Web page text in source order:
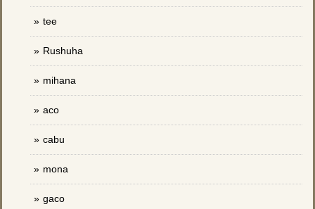
tee
Rushuha
mihana
aco
cabu
mona
gaco